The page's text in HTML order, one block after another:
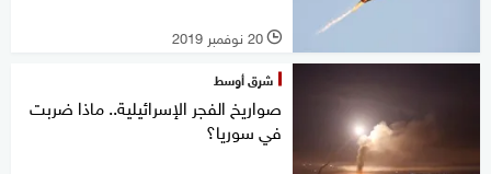
l 20 نوفمبر 2019
شرق أوسط
صواريخ الفجر الإسرائيلية.. ماذا ضربت
في سوريا؟